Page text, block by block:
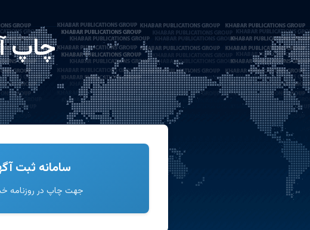
چاپ
سامانه ثبت
جهت چاپ در روزنامه